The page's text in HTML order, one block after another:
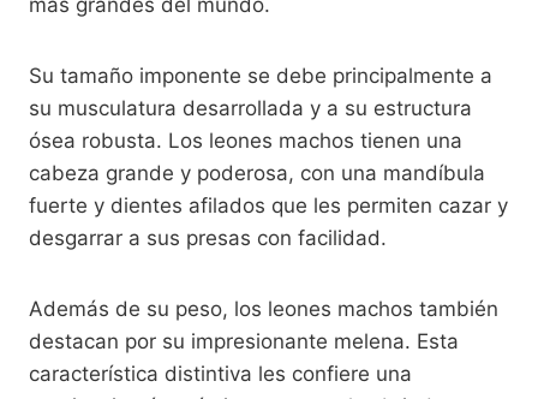
Su tamaño imponente se debe principalmente a
su musculatura desarrollada y a su estructura
ósea robusta. Los leones machos tienen una
cabeza grande y poderosa, con una mandíbula
fuerte y dientes afilados que les permiten cazar y
desgarrar a sus presas con facilidad.
Además de su peso, los leones machos también
destacan por su impresionante melena. Esta
característica distintiva les confiere una